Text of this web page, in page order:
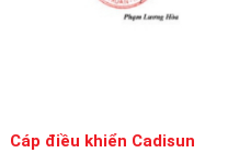
Cáp điều khiển Cadisun